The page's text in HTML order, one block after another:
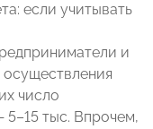
если учитывать
и
число
5–15 тыс. Впрочем,